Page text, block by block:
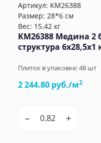
Артикул: KM26388
Размер: 28*6 см
Вес: 15.42 кг
KM26388 Медина
структура
Плиток в упаковке:48 шт
2 244.80 руб./м2
– +